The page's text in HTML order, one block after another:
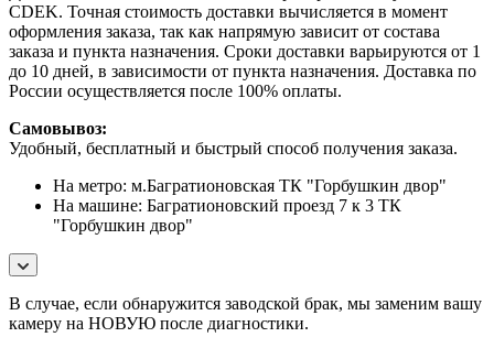
CDEK. Точная стоимость доставки вычисляется в момент
оформления заказа, так как напрямую зависит от состава
заказа и пункта назначения. Сроки доставки варьируются от 1
до 10 дней, в зависимости от пункта назначения. Доставка по
России осуществляется после 100% оплаты.
Самовывоз:
Удобный, бесплатный и быстрый способ получения заказа.
На метро: м.Багратионовская ТК "Горбушкин двор"
На машине: Багратионовский проезд 7 к 3 ТК
"Горбушкин двор"
В случае, если обнаружится заводской брак, мы заменим вашу
камеру на НОВУЮ после диагностики.